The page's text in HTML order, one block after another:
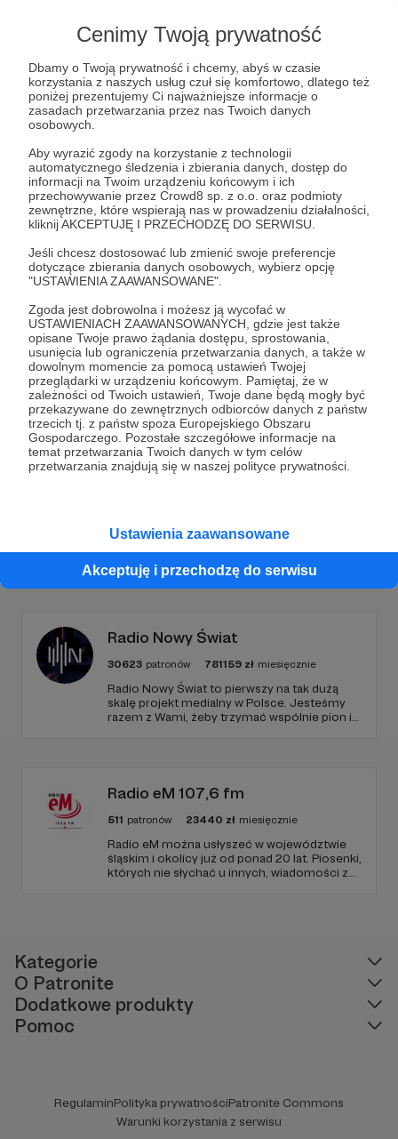
Cenimy Twoją prywatność
Dbamy o Twoją prywatność i chcemy, abyś w czasie
korzystania z naszych usług czuł się komfortowo, dlatego też
poniżej prezentujemy Ci najważniejsze informacje o
zasadach przetwarzania przez nas Twoich danych
osobowych.
Aby wyrazić zgody na korzystanie z technologii
automatycznego śledzenia i zbierania danych, dostęp do
informacji na Twoim urządzeniu końcowym i ich
przechowywanie przez Crowd8 sp. z o.o. oraz podmioty
zewnętrzne, które wspierają nas w prowadzeniu działalności,
kliknij AKCEPTUJĘ I PRZECHODZĘ DO SERWISU.
Jeśli chcesz dostosować lub zmienić swoje preferencje
dotyczące zbierania danych osobowych, wybierz opcję
"USTAWIENIA ZAAWANSOWANE".
Zgoda jest dobrowolna i możesz ją wycofać w
USTAWIENIACH ZAAWANSOWANYCH, gdzie jest także
opisane Twoje prawo żądania dostępu, sprostowania,
usunięcia lub ograniczenia przetwarzania danych, a także w
dowolnym momencie za pomocą ustawień Twojej
przeglądarki w urządzeniu końcowym. Pamiętaj, że w
zależności od Twoich ustawień, Twoje dane będą mogły być
przekazywane do zewnętrznych odbiorców danych z państw
trzecich tj. z państw spoza Europejskiego Obszaru
Gospodarczego. Pozostałe szczegółowe informacje na
temat przetwarzania Twoich danych w tym celów
przetwarzania znajdują się w naszej polityce prywatności.
Ustawienia zaawansowane
Akceptuję i przechodzę do serwisu
Zbrodnia?
„To akt terroru!”, rzecze Moskwa, domagając się
międzynarodowej reakcji na ostrzały Biełgorodu.
Zważywszy na rosyjskie „dokonania” w Ukrainie, możemy
tu mówić o skrajnej bezczelności.
Biełgorod Pancyr collateral damage +5
Dołącz do grona Patronów!
Wesprzyj działalność AutoraMarcin Ogdowski
już
teraz!
Zostań Patronem
Promowani autorzy
Radio Nowy Świat
30623 patronów 781159 zł miesięcznie
Radio Nowy Świat to pierwszy na tak dużą
skalę projekt medialny w Polsce. Jesteśmy
razem z Wami, żeby trzymać wspólnie pion i
Radio eM 107,6 fm
511 patronów 23440 zł miesięcznie
Radio eM można usłyszeć w województwie
śląskim i okolicy już od ponad 20 lat. Piosenki,
których nie słychać u innych, wiadomości z
Kategorie
O Patronite
Dodatkowe produkty
Pomoc
RegulaminPolityka prywatnościPatronite Commons
Warunki korzystania z serwisu